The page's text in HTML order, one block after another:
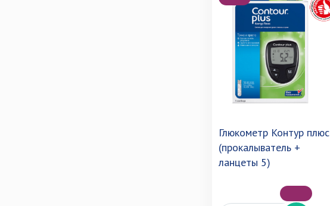
Глюкометр Контур плюс
(прокалыватель +
ланцеты 5)